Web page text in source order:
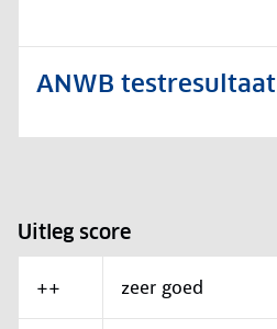
ANWB testresultaat
Uitleg score
++ zeer goed